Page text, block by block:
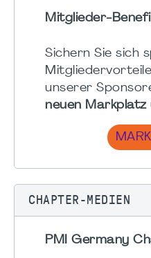
Mitglieder-
Sichern Sie sich
unserer
neuen Markplatz
CHAPTER-MEDIEN
PMI Germany